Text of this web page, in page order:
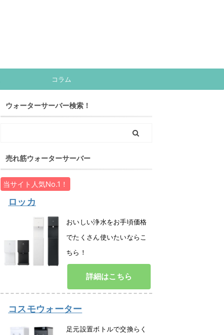
コラム
ウォーターサーバー検索！
売れ筋ウォーターサーバー
当サイト人気No.1！
ロッカ
おいしい浄水をお手頃価格
でたくさん使いたいならこ
ちら！
詳細はこちら
コスモウォーター
足元設置ボトルで交換らく